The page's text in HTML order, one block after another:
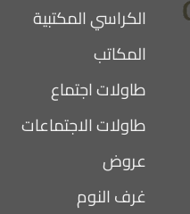
الكراسي المكتبية
المكاتب
طاولات اجتماع
طاولات الاجتماعات
عروض
غرف النوم